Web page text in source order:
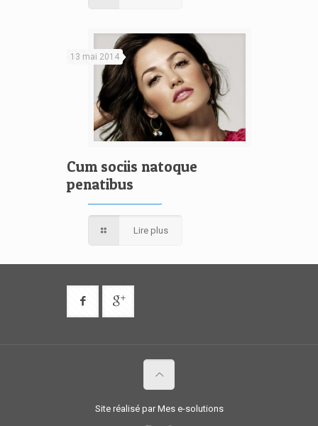
13 mai 2014
Cum sociis natoque
penatibus
Lire plus
Site réalisé par Mes e-solutions